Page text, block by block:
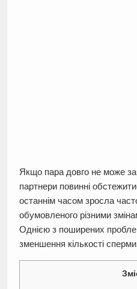
Якщо пара довго не може
партнери повинні
останнім часом зросла
обумовленого різними
Однією з поширених
зменшення кількості сперми.